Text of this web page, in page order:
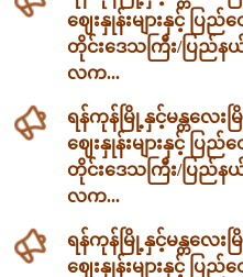
ဈေးနှုန်းများနှင့် ပြည်
တိုင်းဒေသကြီး/ပြည်
လက...
ရန်ကုန်မြို့နှင့်မန္တလ
ဈေးနှုန်းများနှင့် ပြည်
တိုင်းဒေသကြီး/ပြည်
လက...
ရန်ကုန်မြို့နှင့်မန္တလ
ဈေးနှုန်းများနှင့် ပြည်